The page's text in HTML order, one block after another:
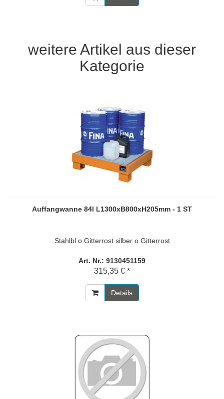
weitere Artikel aus dieser
Kategorie
Auffangwanne 84l L1300xB800xH205mm - 1 ST
Stahlbl.o.Gitterrost silber o.Gitterrost
Art. Nr.: 9130451159
315,35 € *
Details